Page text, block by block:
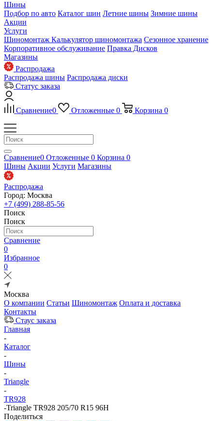
Шины
Подбор по авто Каталог шин Летние шины Зимние шины
Акции
Услуги
Шиномонтаж Калькулятор шиномонтажа Сезонное хранение
Корпоративное обслуживание Правка Дисков
Магазины
Распродажа
Распродажа шины Распродажа диски
Статус заказа
Сравнение0 Отложенные 0 Корзина 0
Сравнение0 Отложенные 0 Корзина 0
Шины Акции Услуги Магазины
Распродажа
Город: Москва
+7 (499) 288-85-56
Поиск
Поиск
Сравнение
0
Избранное
0
Москва
О компании Статьи Шиномонтаж Оплата и доставка
Контакты
Стаус заказа
Главная
-
Каталог
-
Шины
-
Triangle
-
TR928
-Triangle TR928 205/70 R15 96H
Поделиться